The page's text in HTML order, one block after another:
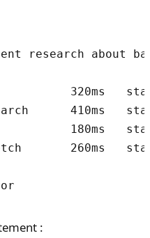
research about
320ms
410ms
180ms
260ms
: